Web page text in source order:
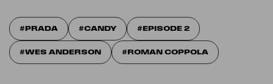
PRADA CANDY EPISODE 2
WES ANDERSON ROMAN COPPOLA